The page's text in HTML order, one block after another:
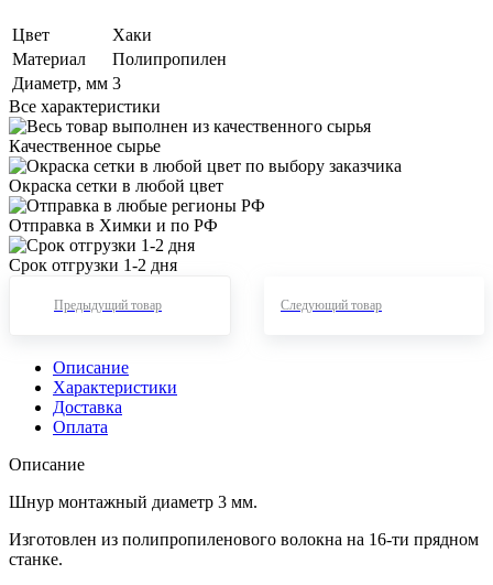
Цвет
Хаки
Материал
Полипропилен
Диаметр, мм 3
Все характеристики
Качественное сырье
Окраска сетки в любой цвет
Отправка в Химки и по РФ
Срок отгрузки 1-2 дня
Предыдущий товар Следующий товар
Описание
Характеристики
Доставка
Оплата
Описание
Шнур монтажный диаметр 3 мм.
Изготовлен из полипропиленового волокна на 16-ти прядном
станке.